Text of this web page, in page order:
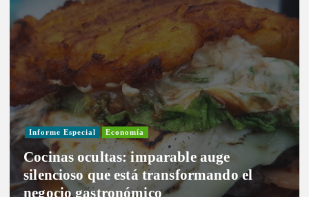
Informe Especial Economía
Cocinas ocultas: imparable auge
silencioso que está transformando el
negocio gastronómico